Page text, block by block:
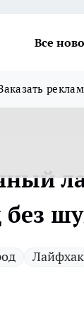
Все
без
Лайфхак